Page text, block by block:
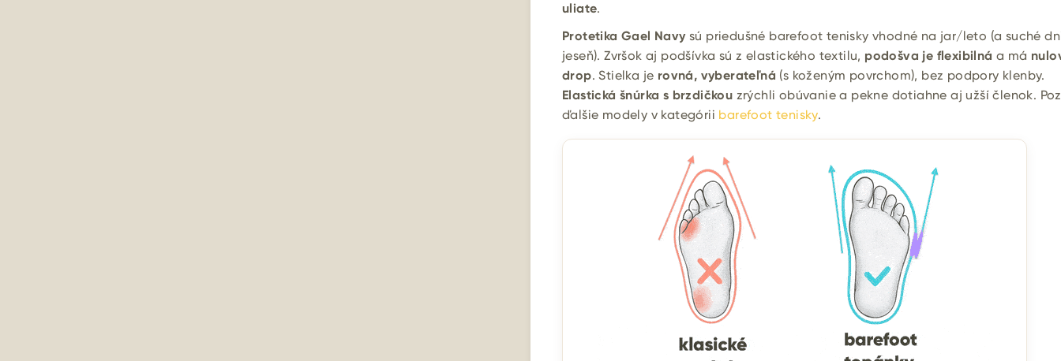
uliate.
Protetika Gael Navysú priedušné barefoot tenisky vhodné na jar/leto (a suché
jeseň). Zvršok aj podšívka sú z elastického textilu, podošva je flexibilná a má
drop. Stielka je rovná, vyberateľná (s koženým povrchom), bez podpory klenby.
Elastická šnúrka s brzdičkou zrýchli obúvanie a pekne dotiahne aj užší členok.
ďalšie modely v kategórii barefoot tenisky.